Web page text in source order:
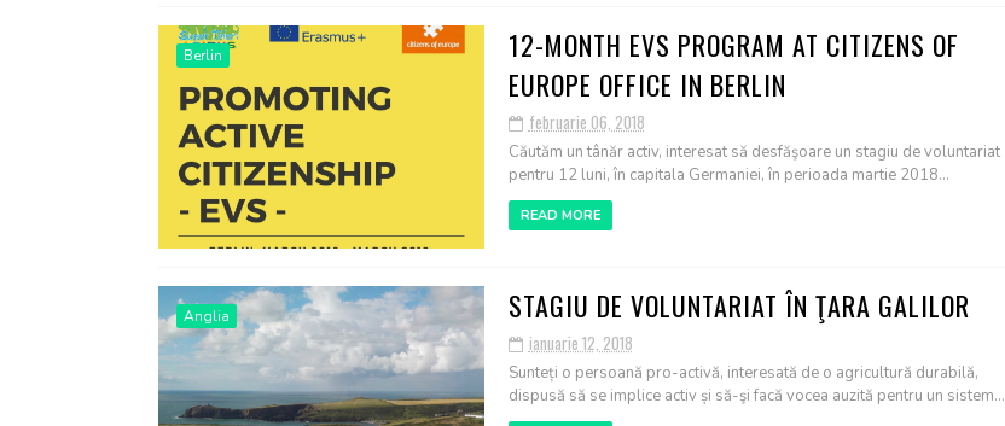
Berlin
12-MONTH EVS PROGRAM AT CITIZENS OF
EUROPE OFFICE IN BERLIN
februarie 06, 2018
Căutăm un tânăr activ, interesat să desfăşoare un stagiu de voluntariat
pentru 12 luni, în capitala Germaniei, în perioada martie 2018...
READ MORE
Anglia STAGIU DE VOLUNTARIAT ÎN ŢARA GALILOR
ianuarie 12, 2018
Sunteți o persoană pro-activă, interesată de o agricultură durabilă,
dispusă să se implice activ și să-şi facă vocea auzită pentru un sistem...